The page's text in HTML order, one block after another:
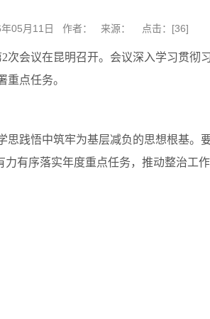
年05月11日 作者： 来源： 点击：[36]
次会议在昆明召开。会议深入学习贯
点任务。
践悟中筑牢为基层减负的思想根基。
有序落实年度重点任务，推动整治工